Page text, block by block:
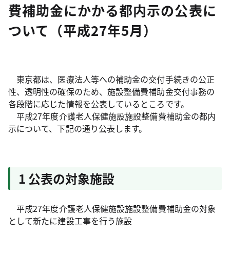
費補助金にかかる都内示の公表に
ついて（平成27年5月）
東京都は、医療法人等への補助金の交付手続きの公正
性、透明性の確保のため、施設整備費補助金交付事務の
各段階に応じた情報を公表しているところです。
平成27年度介護老人保健施設施設整備費補助金の都内
示について、下記の通り公表します。
1 公表の対象施設
平成27年度介護老人保健施設施設整備費補助金の対象
として新たに建設工事を行う施設